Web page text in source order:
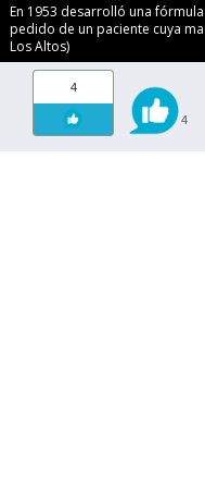
En 1953 desarrolló una
pedido de un paciente cuya
Los Altos)
4
4